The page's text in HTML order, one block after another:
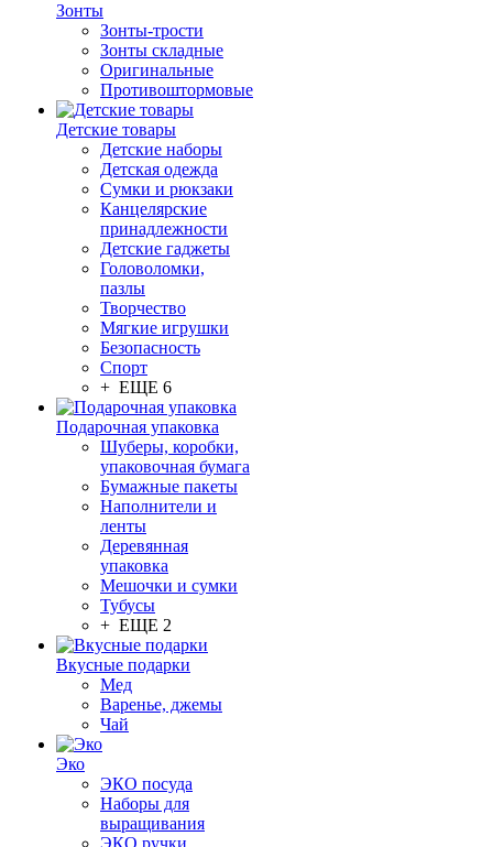
Зонты
Зонты-трости
Зонты складные
Оригинальные
Противоштормовые
Детские товары
Детские наборы
Детская одежда
Сумки и рюкзаки
Канцелярские
принадлежности
Детские гаджеты
Головоломки,
пазлы
Творчество
Мягкие игрушки
Безопасность
Спорт
+ ЕЩЕ 6
Подарочная упаковка
Шуберы, коробки,
упаковочная бумага
Бумажные пакеты
Наполнители и
ленты
Деревянная
упаковка
Мешочки и сумки
Тубусы
+ ЕЩЕ 2
Вкусные подарки
Мед
Варенье, джемы
Чай
Эко
ЭКО посуда
Наборы для
выращивания
ЭКО ручки